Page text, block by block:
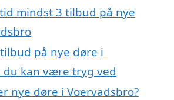
mindst 3 tilbud på nye
på nye døre i
du kan være tryg ved
nye døre i Voervadsbro?